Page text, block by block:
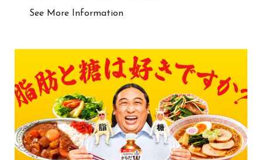
See More Information